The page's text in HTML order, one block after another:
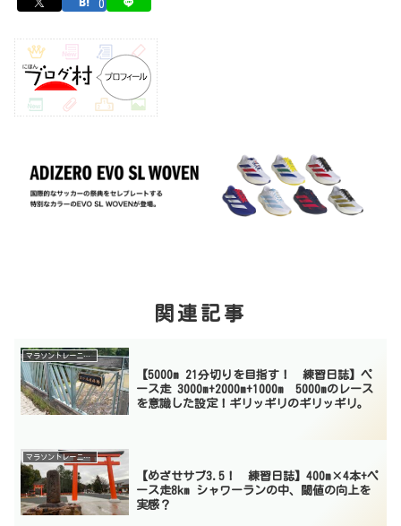
0
関連記事
マラソントレーニング
【5000m 21分切りを目指す！ 練習日誌】ペ
ース走 3000m+2000m+1000m 5000mのレース
を意識した設定！ギリッギリのギリッギリ。
マラソントレーニング
【めざせサブ3.5！ 練習日誌】400m×4本+ペ
ース走8km シャワーランの中、閾値の向上を
実感？